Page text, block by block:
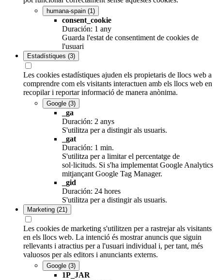
humana-spain (1)
consent_cookie
Duración: 1 any
Guarda l'estat de consentiment de cookies de
l'usuari
Estadístiques (3)
Les cookies estadístiques ajuden els propietaris de llocs web a
comprendre com els visitants interactuen amb els llocs web en
recopilar i reportar informació de manera anònima.
Google (3)
_ga
Duración: 2 anys
S'utilitza per a distingir als usuaris.
_gat
Duración: 1 min.
S'utilitza per a limitar el percentatge de
sol·licituds. Si s'ha implementat Google Analytics
mitjançant Google Tag Manager.
_gid
Duración: 24 hores
S'utilitza per a distingir als usuaris.
Marketing (21)
Les cookies de marketing s'utilitzen per a rastrejar als visitants
en els llocs web. La intenció és mostrar anuncis que siguin
rellevants i atractius per a l'usuari individual i, per tant, més
valuosos per als editors i anunciants externs.
Google (3)
1P_JAR